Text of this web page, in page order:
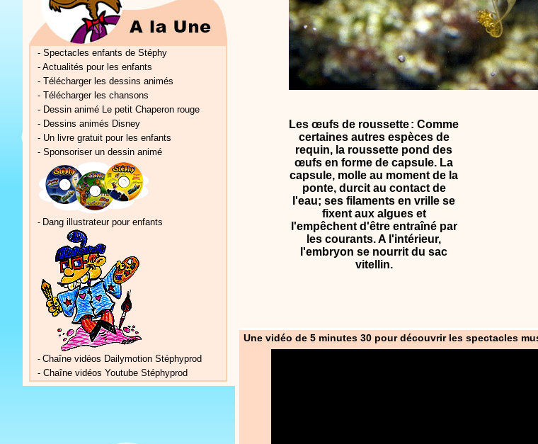
- Spectacles enfants de Stéphy
- Actualités pour les enfants
- Télécharger les dessins animés
- Télécharger les chansons
- Dessin animé Le petit Chaperon rouge
- Dessins animés Disney
- Un livre gratuit pour les enfants
- Sponsoriser un dessin animé
- Dang illustrateur pour enfants
- Chaîne vidéos Dailymotion Stéphyprod
- Chaîne vidéos Youtube Stéphyprod
Les œufs de roussette: Comme
certaines autres espèces de
requin, la roussette pond des
œufs en forme de capsule. La
capsule, molle au moment de la
ponte, durcit au contact de
l'eau; ses filaments en vrille se
fixent aux algues et
l'empêchent d'être entraîné par
les courants. A l'intérieur,
l'embryon se nourrit du sac
vitellin.
Une vidéo de 5 minutes 30 pour découvrir les spectacles